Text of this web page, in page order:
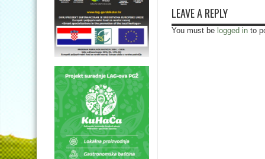
LEAVE A REPLY
You must be logged in to